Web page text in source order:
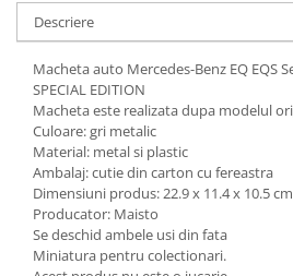
Miniaturi Dacia, ARO si Modele
Clasice
Machete Politie / Carabinieri 1:43
Machete Auto Civile la Scara 1:43 –
Limuzine, Hatchback si Sedan
Machete Prezidentiale 1:43
Machete Raliu 1:43 – Miniaturi
Oficiale și Replici Mașini de Raliu
Machete SUV-uri 1:43 – Miniaturi
Off-Road si Vehicule 4x4
Machete Taxi 1:43
Descriere
Macheta auto Mercedes-Benz EQ EQS
SPECIAL EDITION
Macheta este realizata dupa modelul
Culoare: gri metalic
Material: metal si plastic
Ambalaj: cutie din carton cu fereastra
Dimensiuni produs: 22.9 x 11.4 x 10.5
Producator: Maisto
Se deschid ambele usi din fata
Miniatura pentru colectionari.